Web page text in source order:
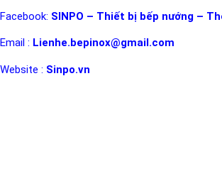
Facebook: SINPO – Thiết bị bếp nướng –
Email : Lienhe.bepinox@gmail.com
Website : Sinpo.vn